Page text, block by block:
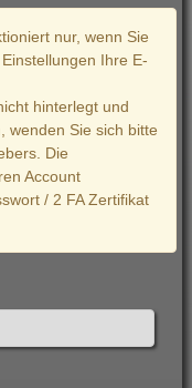
nur, wenn Sie
Ihre E-
hinterlegt und
wenden Sie sich bitte
Die
Account
/ 2 FA Zertifikat